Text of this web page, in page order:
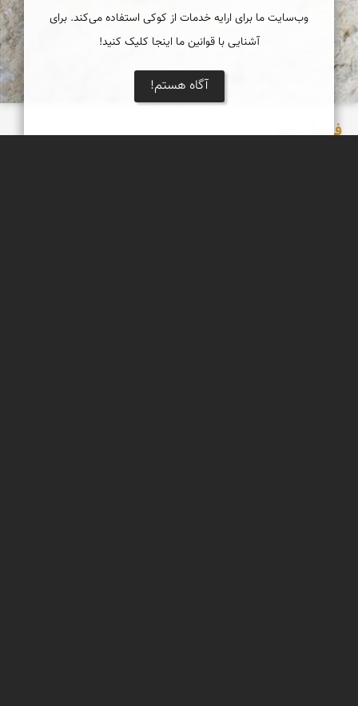
فسیل زیبا
وب‌سایت ما برای ارایه خدمات از کوکی استفاده می‌کند. برای
آشنایی با قوانین ما اینجا کلیک کنید!
آگاه هستم!